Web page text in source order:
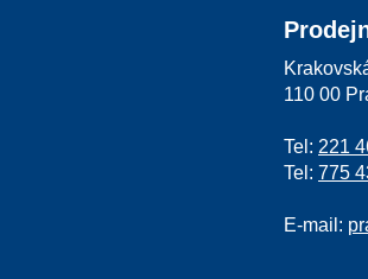
110 00
Tel: 221
Tel: 775
E-mail: